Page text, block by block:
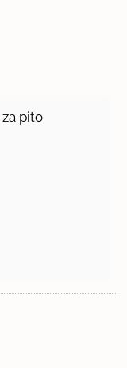
za pito